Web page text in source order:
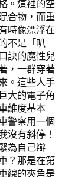
。這裡的空
合物，而重
時像漂浮在
不是「叭
訣的魔性兒
，一群穿著
。這些人手
大的電子角
維度基本
警察用一個
沒有斜停！
為自己辯
？那是在第
線的夾角是